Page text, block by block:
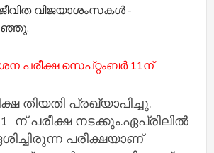
വിജയാശംസകള്‍ -
പരീക്ഷ സെപ്റ്റംബര്‍ 11ന്
തിയതി പ്രഖ്യാപിച്ചു.
ന് പരീക്ഷ നടക്കും.ഏപ്രിലിൽ
പരീക്ഷയാണ്